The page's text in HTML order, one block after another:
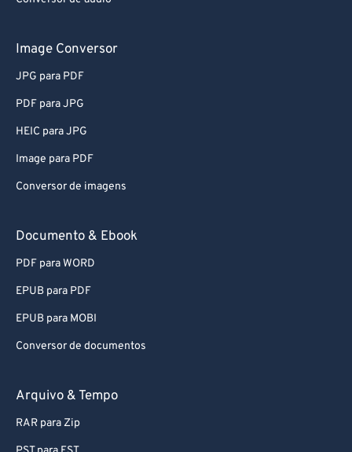
Image Conversor
JPG para PDF
PDF para JPG
HEIC para JPG
Image para PDF
Conversor de imagens
Documento & Ebook
PDF para WORD
EPUB para PDF
EPUB para MOBI
Conversor de documentos
Arquivo & Tempo
RAR para Zip